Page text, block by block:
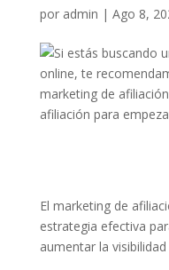
por admin | Ago 8,
El marketing de
estrategia efectiva
aumentar la